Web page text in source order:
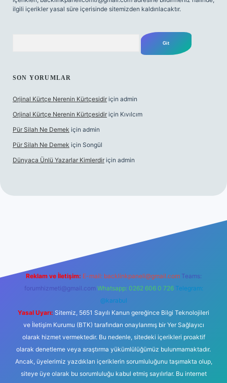
ilgili içerikler yasal süre içerisinde sitemizden kaldırılacaktır.
SON YORUMLAR
Orjinal Kürtçe Nerenin Kürtçesidir için admin
Orjinal Kürtçe Nerenin Kürtçesidir için Kıvılcım
Pür Silah Ne Demek için admin
Pür Silah Ne Demek için Songül
Dünyaca Ünlü Yazarlar Kimlerdir için admin
Reklam ve İletişim: E-mail: backlinkpaneli@gmail.com Teams:
forumhizmeti@gmail.com Whatsapp: 0262 606 0 726 Telegram:
@karabul
Yasal Uyarı: Sitemiz, 5651 Sayılı Kanun gereğince Bilgi Teknolojileri
ve İletişim Kurumu (BTK) tarafından onaylanmış bir Yer Sağlayıcı
olarak hizmet vermektedir. Bu nedenle, sitedeki içerikleri proaktif
olarak denetleme veya araştırma yükümlülüğümüz bulunmamaktadır.
Ancak, üyelerimiz yazdıkları içeriklerin sorumluluğunu taşımakta olup,
siteye üye olarak bu sorumluluğu kabul etmiş sayılırlar. Bu internet